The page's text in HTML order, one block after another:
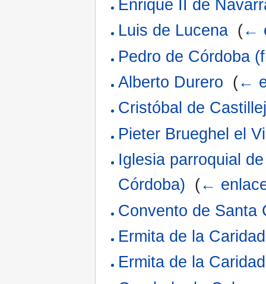
Enrique II de
Luis de Lucena (←
Pedro de Córdoba
Alberto Durero (←
Cristóbal de
Pieter Brueghel el
Iglesia parroquial
Córdoba) (←
Convento de Santa
Ermita de la
Ermita de la